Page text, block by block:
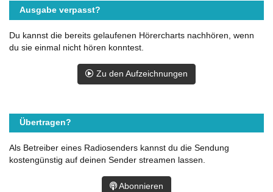
Ausgabe verpasst?
Du kannst die bereits gelaufenen Hörercharts nachhören, wenn
du sie einmal nicht hören konntest.
Zu den Aufzeichnungen
Übertragen?
Als Betreiber eines Radiosenders kannst du die Sendung
kostengünstig auf deinen Sender streamen lassen.
Abonnieren